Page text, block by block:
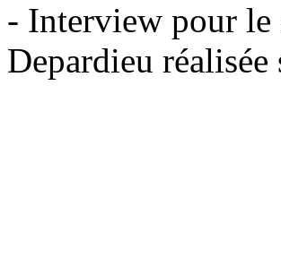
- Interview pour le
Depardieu